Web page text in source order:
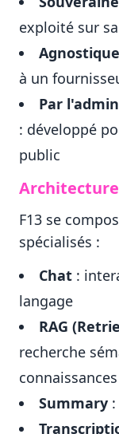
exploité sur
à un
Par
: développé
public
F13 se
spécialisés :
Chat :
langage
RAG
recherche
connaissances
Summary